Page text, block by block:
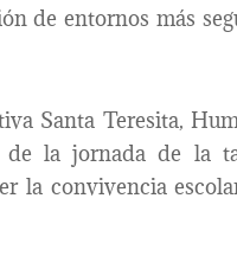
de entornos más
Santa Teresita,
la jornada de la
la convivencia